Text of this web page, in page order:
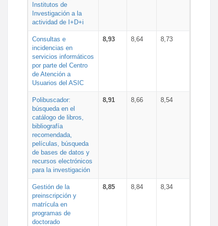
Institutos de
Investigación a la
actividad de I+D+i
Consultas e
incidencias en
servicios informáticos
por parte del Centro
de Atención a
Usuarios del ASIC
8,93 8,64 8,73
Polibuscador:
búsqueda en el
catálogo de libros,
bibliografía
recomendada,
películas, búsqueda
de bases de datos y
recursos electrónicos
para la investigación
8,91 8,66 8,54
Gestión de la
preinscripción y
matrícula en
programas de
doctorado
8,85 8,84 8,34